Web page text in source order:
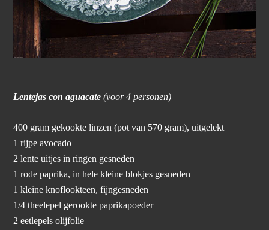
Lentejas con aguacate(voor 4 personen)
400 gram gekookte linzen (pot van 570 gram), uitgelekt
1 rijpe avocado
2 lente uitjes in ringen gesneden
1 rode paprika, in hele kleine blokjes gesneden
1 kleine knoflookteen, fijngesneden
1/4 theelepel gerookte paprikapoeder
2 eetlepels olijfolie